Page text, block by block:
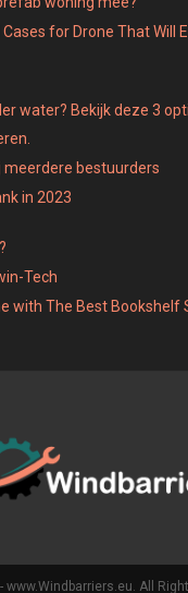
for Drone That Will
water? Bekijk deze 3
meerdere bestuurders
in 2023
Tech
with The Best Bookshelf
www.Windbarriers.eu. All